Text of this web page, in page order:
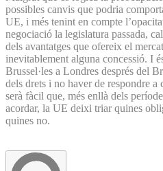
possibles canvis que podria
UE, i més tenint en compte
negociació la legislatura passada,
dels avantatges que ofereix el
inevitablement alguna concessió. I
Brussel·les a Londres després del
dels drets i no haver de respondre
serà fàcil que, més enllà dels
acordar, la UE deixi triar quines
quines no.